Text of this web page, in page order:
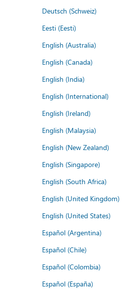
Deutsch (Schweiz)
Eesti (Eesti)
English (Australia)
English (Canada)
English (India)
English (International)
English (Ireland)
English (Malaysia)
English (New Zealand)
English (Singapore)
English (South Africa)
English (United Kingdom)
English (United States)
Español (Argentina)
Español (Chile)
Español (Colombia)
Español (España)